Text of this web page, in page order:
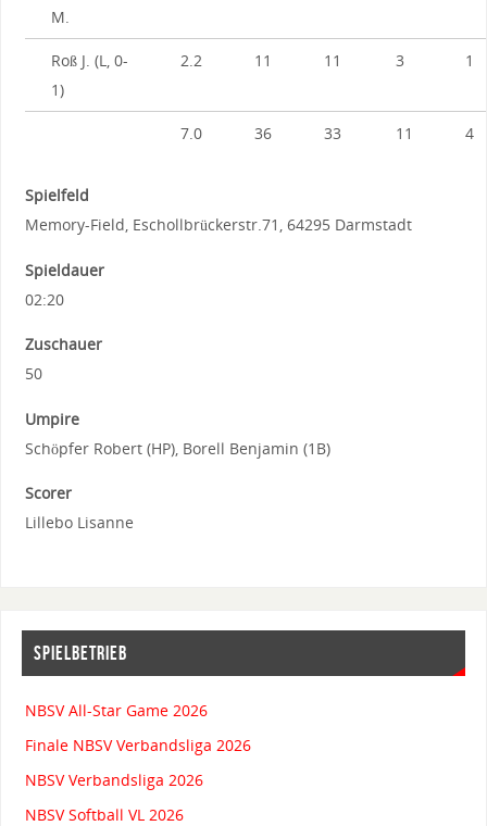
M.
Roß J. (L, 0-
1)
2.2 11 11 3 1
7.0 36 33 11 4
Spielfeld
Memory-Field, Eschollbrückerstr.71, 64295 Darmstadt
Spieldauer
02:20
Zuschauer
50
Umpire
Schöpfer Robert (HP), Borell Benjamin (1B)
Scorer
Lillebo Lisanne
SPIELBETRIEB
NBSV All-Star Game 2026
Finale NBSV Verbandsliga 2026
NBSV Verbandsliga 2026
NBSV Softball VL 2026